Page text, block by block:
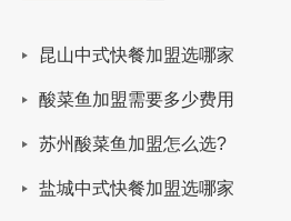
昆山中式快餐加盟选哪家
酸菜鱼加盟需要多少费用
苏州酸菜鱼加盟怎么选?
盐城中式快餐加盟选哪家